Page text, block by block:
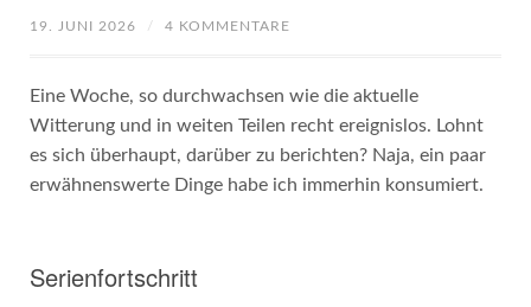
19. JUNI 2026 / 4 KOMMENTARE
Eine Woche, so durchwachsen wie die aktuelle
Witterung und in weiten Teilen recht ereignislos. Lohnt
es sich überhaupt, darüber zu berichten? Naja, ein paar
erwähnenswerte Dinge habe ich immerhin konsumiert.
Serienfortschritt